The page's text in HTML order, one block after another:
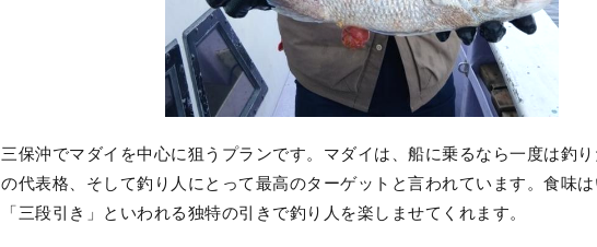
三保沖でマダイを中心に狙うプランです。マダイは、船に乗るなら一度は釣
の代表格、そして釣り人にとって最高のターゲットと言われています。食味は
「三段引き」といわれる独特の引きで釣り人を楽しませてくれます。